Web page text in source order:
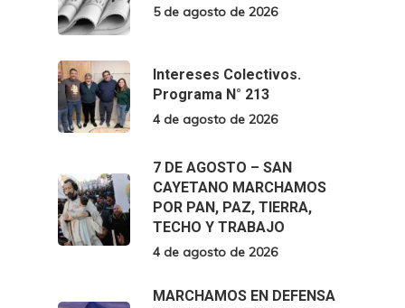
5 de agosto de 2026
Intereses Colectivos.
Programa N° 213
4 de agosto de 2026
7 DE AGOSTO – SAN
CAYETANO MARCHAMOS
POR PAN, PAZ, TIERRA,
TECHO Y TRABAJO
4 de agosto de 2026
MARCHAMOS EN DEFENSA